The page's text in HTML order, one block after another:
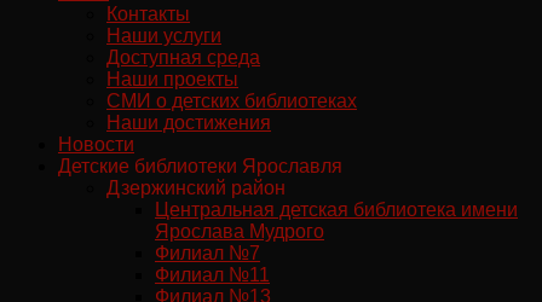
Контакты
Наши услуги
Доступная среда
Наши проекты
СМИ о детских библиотеках
Наши достижения
Новости
Детские библиотеки Ярославля
Дзержинский район
Центральная детская библиотека имени
Ярослава Мудрого
Филиал №7
Филиал №11
Филиал №13